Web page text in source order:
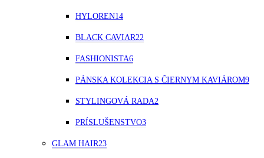
HYLOREN14
BLACK CAVIAR22
FASHIONISTA6
PÁNSKA KOLEKCIA S ČIERNYM KAVIÁROM9
STYLINGOVÁ RADA2
PRÍSLUŠENSTVO3
GLAM HAIR23